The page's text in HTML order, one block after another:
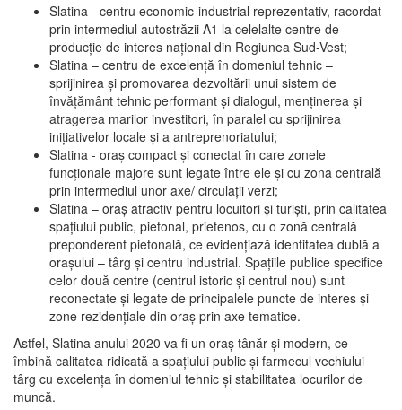
Slatina - centru economic-industrial reprezentativ, racordat
prin intermediul autostrăzii A1 la celelalte centre de
producţie de interes naţional din Regiunea Sud-Vest;
Slatina – centru de excelenţă în domeniul tehnic –
sprijinirea şi promovarea dezvoltării unui sistem de
învăţământ tehnic performant şi dialogul, menţinerea şi
atragerea marilor investitori, în paralel cu sprijinirea
iniţiativelor locale şi a antreprenoriatului;
Slatina - oraş compact şi conectat în care zonele
funcţionale majore sunt legate între ele şi cu zona centrală
prin intermediul unor axe/ circulații verzi;
Slatina – oraş atractiv pentru locuitori şi turişti, prin calitatea
spaţiului public, pietonal, prietenos, cu o zonă centrală
preponderent pietonală, ce evidenţiază identitatea dublă a
oraşului – târg şi centru industrial. Spaţiile publice specifice
celor două centre (centrul istoric şi centrul nou) sunt
reconectate şi legate de principalele puncte de interes şi
zone rezidenţiale din oraş prin axe tematice.
Astfel, Slatina anului 2020 va fi un oraş tânăr şi modern, ce
îmbină calitatea ridicată a spaţiului public şi farmecul vechiului
târg cu excelenţa în domeniul tehnic şi stabilitatea locurilor de
muncă.